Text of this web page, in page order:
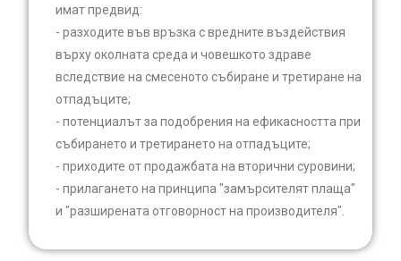
имат предвид:
- разходите във връзка с вредните въздействия
върху околната среда и човешкото здраве
вследствие на смесеното събиране и третиране на
отпадъците;
- потенциалът за подобрения на ефикасността при
събирането и третирането на отпадъците;
- приходите от продажбата на вторични суровини;
- прилагането на принципа "замърсителят плаща"
и "разширената отговорност на производителя".